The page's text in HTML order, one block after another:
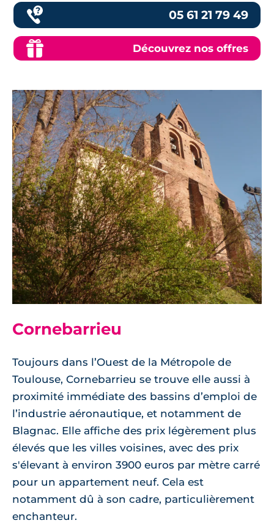
05 61 21 79 49
Découvrez nos offres
Cornebarrieu
Toujours dans l’Ouest de la Métropole de
Toulouse, Cornebarrieu se trouve elle aussi à
proximité immédiate des bassins d’emploi de
l’industrie aéronautique, et notamment de
Blagnac. Elle affiche des prix légèrement plus
élevés que les villes voisines, avec des prix
s'élevant à environ 3900 euros par mètre carré
pour un appartement neuf. Cela est
notamment dû à son cadre, particulièrement
enchanteur.